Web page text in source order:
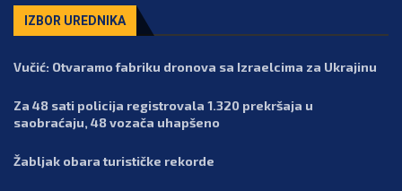
IZBOR UREDNIKA
Vučić: Otvaramo fabriku dronova sa Izraelcima za Ukrajinu
Za 48 sati policija registrovala 1.320 prekršaja u
saobraćaju, 48 vozača uhapšeno
Žabljak obara turističke rekorde